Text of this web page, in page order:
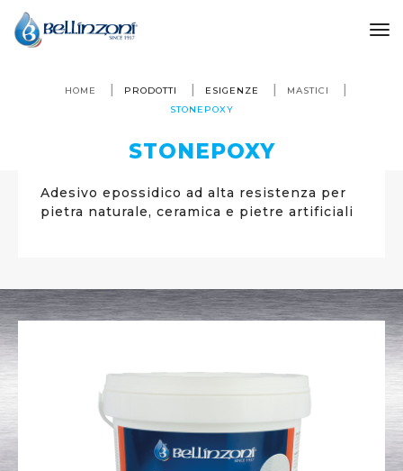
HOME PRODOTTI ESIGENZE
MASTICI
STONEPOXY
STONEPOXY
Adesivo epossidico ad alta resistenza per
pietra naturale, ceramica e pietre artificiali